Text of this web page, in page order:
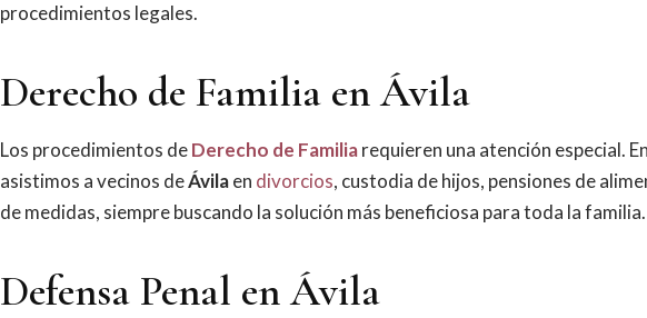
procedimientos legales.
Derecho de Familia en Ávila
Los procedimientos deDerecho de Familiarequieren una atención especial.
asistimos a vecinos deÁvilaen divorcios, custodia de hijos, pensiones de
de medidas, siempre buscando la solución más beneficiosa para toda la familia.
Defensa Penal en Ávila